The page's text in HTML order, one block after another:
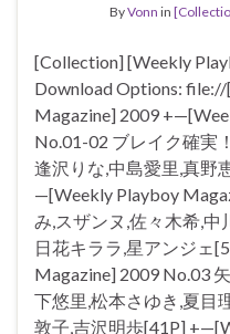
ByVonn in
[Collection] [Weekly
Download Options:
Magazine] 2009
No.01-02 ブレイク確実
逢沢りな,中島愛里,真野
—[Weekly Playboy
み,スザンヌ,佐々木希,中
日花キララ,星アンジェ
Magazine] 2009 No.03
下悠里,松本さゆき,夏目
敦子,吉沢明歩[41P]